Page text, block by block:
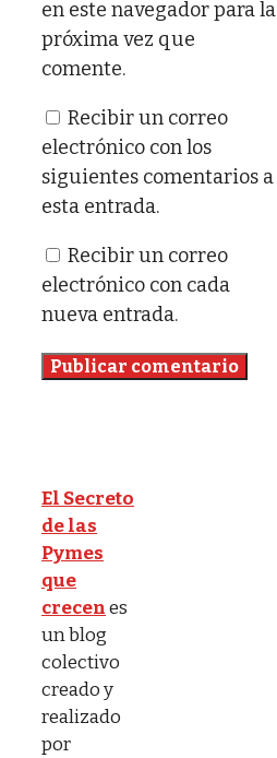
en este navegador para la
próxima vez que
comente.
Recibir un correo
electrónico con los
siguientes comentarios a
esta entrada.
Recibir un correo
electrónico con cada
nueva entrada.
El Secreto
de las
Pymes
que
crecenes
un blog
colectivo
creado y
realizado
por